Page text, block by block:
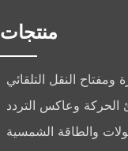
منتجات
ومفتاح النقل التلقائي
الحركة وعاكس التردد
والطاقة الشمسية